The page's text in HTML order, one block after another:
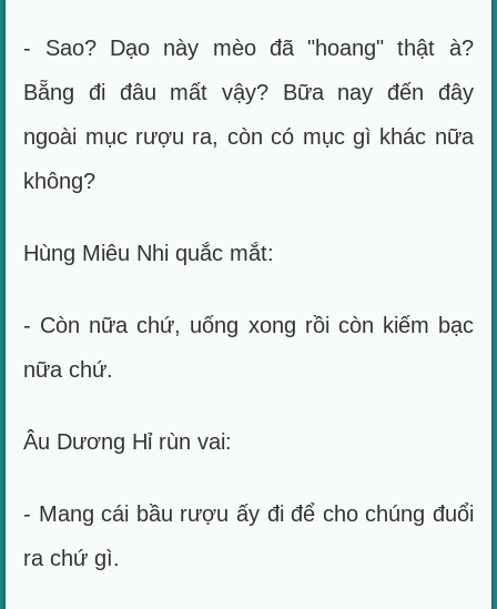
- Sao? Dạo này mèo đã "hoang" thật à?
Bẵng đi đâu mất vậy? Bữa nay đến đây
ngoài mục rượu ra, còn có mục gì khác nữa
không?
Hùng Miêu Nhi quắc mắt:
- Còn nữa chứ, uống xong rồi còn kiếm bạc
nữa chứ.
Âu Dương Hỉ rùn vai:
- Mang cái bầu rượu ấy đi để cho chúng đuổi
ra chứ gì.